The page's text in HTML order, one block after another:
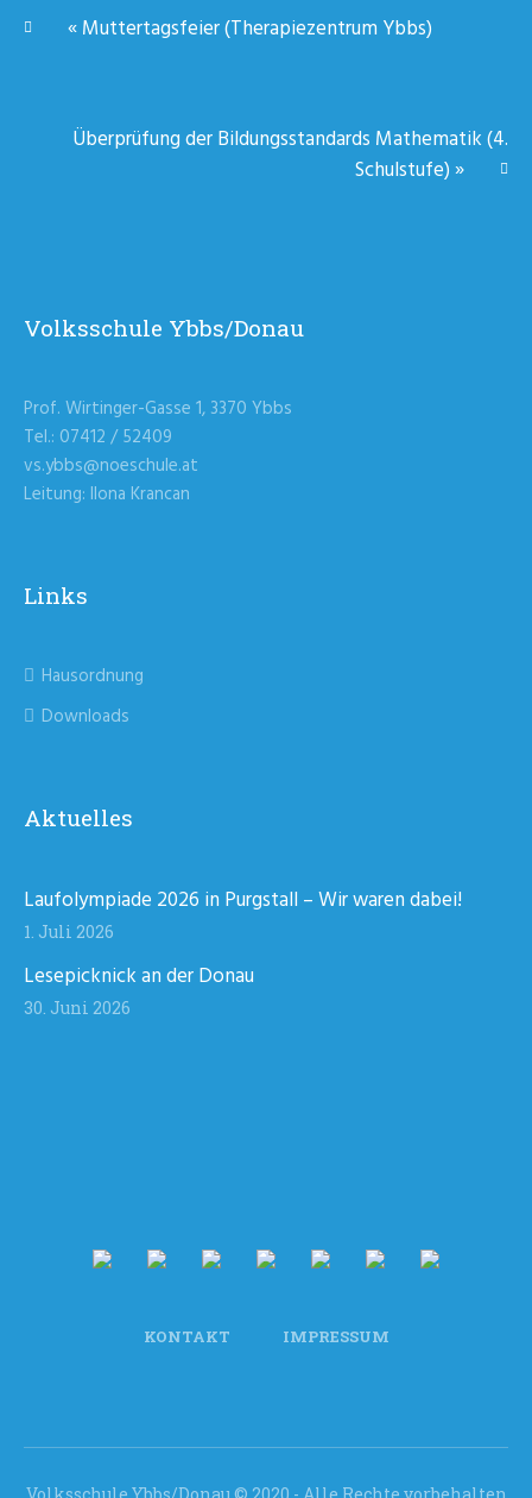
«Muttertagsfeier (Therapiezentrum Ybbs)
Überprüfung der Bildungsstandards Mathematik (4.
Schulstufe)»
Volksschule Ybbs/Donau
Prof. Wirtinger-Gasse 1, 3370 Ybbs
Tel.: 07412 / 52409
vs.ybbs@noeschule.at
Leitung: Ilona Krancan
Links
Hausordnung
Downloads
Aktuelles
Laufolympiade 2026 in Purgstall – Wir waren dabei!
1. Juli 2026
Lesepicknick an der Donau
30. Juni 2026
KONTAKT IMPRESSUM
Volksschule Ybbs/Donau © 2020 - Alle Rechte vorbehalten